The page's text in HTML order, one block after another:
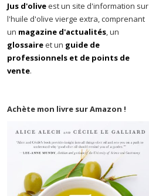
Jus d'oliveest un site d'information sur
l'huile d'olive vierge extra, comprenant
un magazine d'actualités, un
glossaireet un guide de
professionnels et de points de
vente.
Achète mon livre sur Amazon !